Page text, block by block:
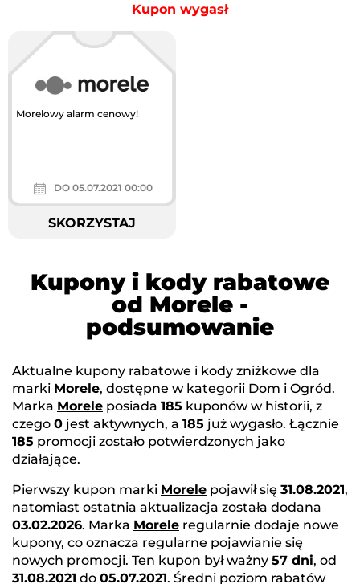
Kupon wygasł
Morelowy alarm cenowy!
DO 05.07.2021 00:00
SKORZYSTAJ
Kupony i kody rabatowe
od Morele -
podsumowanie
Aktualne kupony rabatowe i kody zniżkowe dla
marki Morele, dostępne w kategorii Dom i Ogród.
Marka Morele posiada 185 kuponów w historii, z
czego 0 jest aktywnych, a 185 już wygasło. Łącznie
185 promocji zostało potwierdzonych jako
działające.
Pierwszy kupon marki Morele pojawił się 31.08.2021,
natomiast ostatnia aktualizacja została dodana
03.02.2026. Marka Morele regularnie dodaje nowe
kupony, co oznacza regularne pojawianie się
nowych promocji. Ten kupon był ważny 57 dni, od
31.08.2021 do 05.07.2021. Średni poziom rabatów